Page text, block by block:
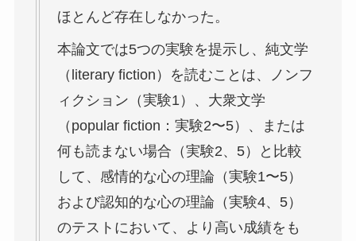
ほとんど存在しなかった。
本論文では5つの実験を提示し、純文学
（literary fiction）を読むことは、ノンフ
ィクション（実験1）、大衆文学
（popular fiction：実験2〜5）、または
何も読まない場合（実験2、5）と比較
して、感情的な心の理論（実験1〜5）
および認知的な心の理論（実験4、5）
のテストにおいて、より高い成績をも